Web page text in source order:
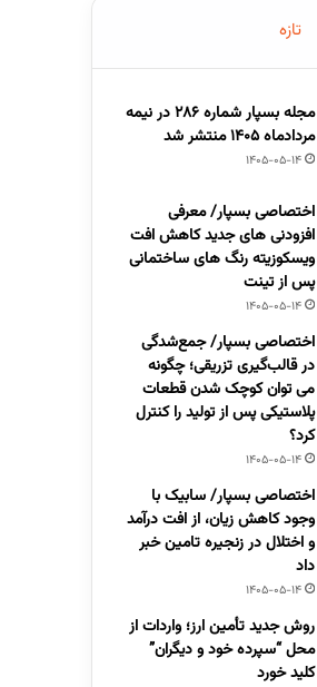
تازه
مجله بسپار شماره 286 در نیمه
مردادماه 1405 منتشر شد
1405-05-14
اختصاصی بسپار/ معرفی
افزودنی های جدید کاهش افت
ویسکوزیته رنگ های ساختمانی
پس از تینت
1405-05-14
اختصاصی بسپار/ جمع‌شدگی
در قالب‌گیری تزریقی؛ چگونه
می توان کوچک شدن قطعات
پلاستیکی پس از تولید را کنترل
کرد؟
1405-05-14
اختصاصی بسپار/ سابیک با
وجود کاهش زیان، از افت درآمد
و اختلال در زنجیره تامین خبر
داد
1405-05-14
روش جدید تأمین ارز؛ واردات از
محل “سپرده خود و دیگران”
کلید خورد